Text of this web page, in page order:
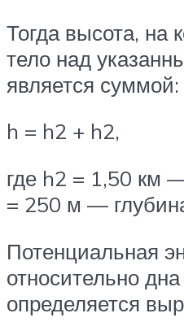
Тогда высота, на
тело над
является суммой:
h = h2 + h2,
где h2 = 1,50 км
= 250 м —
Потенциальная
относительно
определяется